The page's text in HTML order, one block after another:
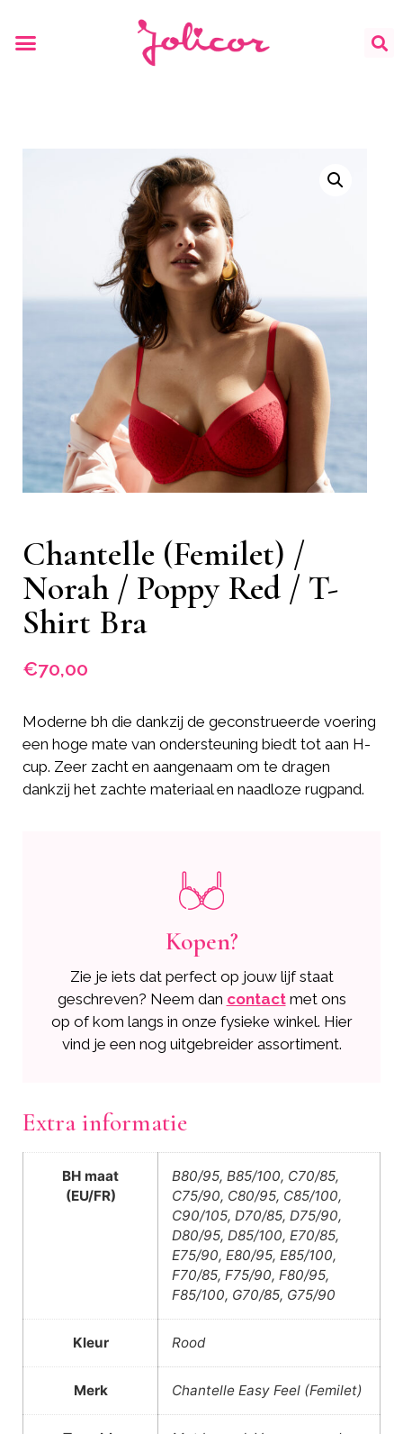
Chantelle (Femilet) /
Norah / Poppy Red / T-
Shirt Bra
€70,00
Moderne bh die dankzij de geconstrueerde voering
een hoge mate van ondersteuning biedt tot aan H-
cup. Zeer zacht en aangenaam om te dragen
dankzij het zachte materiaal en naadloze rugpand.
Kopen?
Zie je iets dat perfect op jouw lijf staat
geschreven? Neem dan contact met ons
op of kom langs in onze fysieke winkel. Hier
vind je een nog uitgebreider assortiment.
Extra informatie
BH maat
(EU/FR)
B80/95, B85/100, C70/85,
C75/90, C80/95, C85/100,
C90/105, D70/85, D75/90,
D80/95, D85/100, E70/85,
E75/90, E80/95, E85/100,
F70/85, F75/90, F80/95,
F85/100, G70/85, G75/90
Kleur Rood
Merk Chantelle Easy Feel (Femilet)